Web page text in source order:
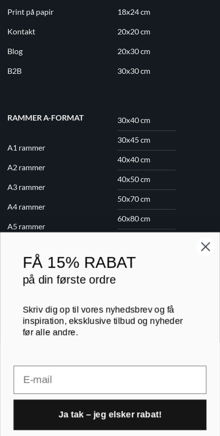
Print på papir
Kontakt
Blog
B2B
18x24 cm
20x20 cm
20x30 cm
30x30 cm
RAMMER A-FORMAT
A1 rammer
A2 rammer
A3 rammer
A4 rammer
A5 rammer
30x40 cm
30x45 cm
40x40 cm
40x50 cm
50x70 cm
60x80 cm
Printogrammer.dk · Navervej 21 · 8382 Hinnerup · CVR 40736166 ·
(+45) 8844 1630 · kundeservice@printogrammer.dk
© 2026 Printogrammer.dk
Pay
1
FÅ 15% RABAT
på din første ordre
Skriv dig op til vores nyhedsbrev og få
inspiration, eksklusive tilbud og nyheder
før alle andre.
Ja tak – jeg elsker rabat!